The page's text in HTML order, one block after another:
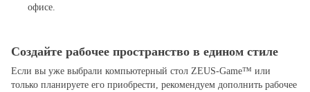
офисе.
Создайте рабочее пространство в едином стиле
Если вы уже выбрали компьютерный стол ZEUS-Game™ или
только планируете его приобрести, рекомендуем дополнить рабочее